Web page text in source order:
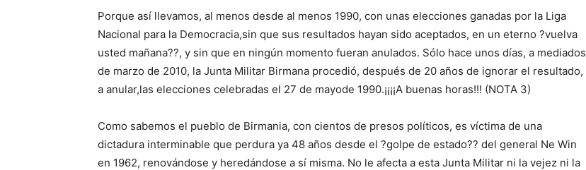
Porque así llevamos, al menos desde al menos 1990, con unas elecciones ganadas por la Liga
Nacional para la Democracia,sin que sus resultados hayan sido aceptados, en un eterno ?vuelva
usted mañana??, y sin que en ningún momento fueran anulados. Sólo hace unos días, a mediados
de marzo de 2010, la Junta Militar Birmana procedió, después de 20 años de ignorar el resultado,
a anular,las elecciones celebradas el 27 de mayode 1990.¡¡¡¡A buenas horas!!! (NOTA 3)
Como sabemos el pueblo de Birmania, con cientos de presos políticos, es víctima de una
dictadura interminable que perdura ya 48 años desde el ?golpe de estado?? del general Ne Win
en 1962, renovándose y heredándose a sí misma. No le afecta a esta Junta Militar ni la vejez ni la